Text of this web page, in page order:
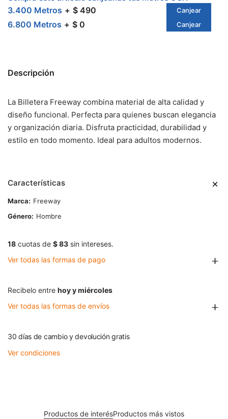
3.400 Metros $ 490 Canjear
6.800 Metros $ 0 Canjear
Descripción
La Billetera Freeway combina material de alta calidad y
diseño funcional. Perfecta para quienes buscan elegancia
y organización diaria. Disfruta practicidad, durabilidad y
estilo en todo momento. Ideal para adultos modernos.
Características
Marca
Freeway
Género
Hombre
18 cuotas de $ 83 sin intereses.
Ver todas las formas de pago
Recibelo entre hoy y miércoles
Ver todas las formas de envíos
30 días de cambio y devolución gratis
Ver condiciones
Productos de interésProductos más vistos